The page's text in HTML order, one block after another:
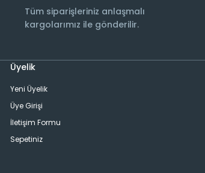
Tüm siparişleriniz anlaşmalı
kargolarımız ile gönderilir.
Üyelik
Yeni Üyelik
Üye Girişi
İletişim Formu
Sepetiniz